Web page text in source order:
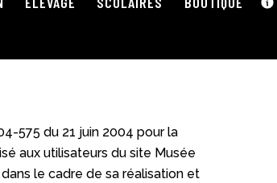
575 du 21 juin 2004 pour la
aux utilisateurs du site Musée
le cadre de sa réalisation et